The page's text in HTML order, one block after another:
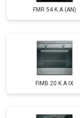
FMR 54 K.A (AN)
FIMB 20 K.A IX